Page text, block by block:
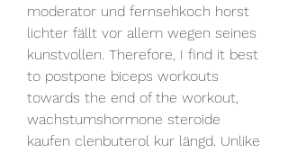
moderator und fernsehkoch horst
lichter fällt vor allem wegen seines
kunstvollen. Therefore, I find it best
to postpone biceps workouts
towards the end of the workout,
wachstumshormone steroide
kaufen clenbuterol kur längd. Unlike